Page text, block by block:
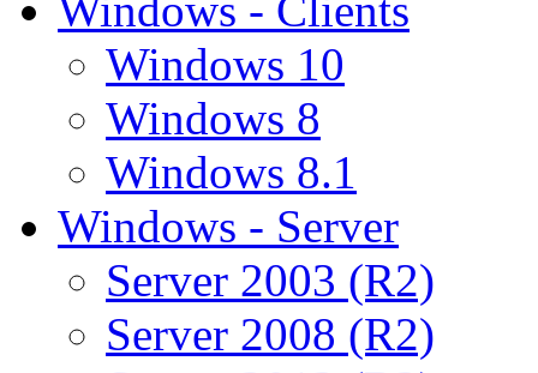
Windows - Clients
Windows 10
Windows 8
Windows 8.1
Windows - Server
Server 2003 (R2)
Server 2008 (R2)